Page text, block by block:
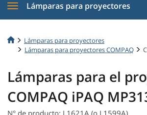
Lámparas para proyectores
Lámparas para proyectores
Lámparas para proyectores COMPAQ
Lámparas para el
COMPAQ iPAQ